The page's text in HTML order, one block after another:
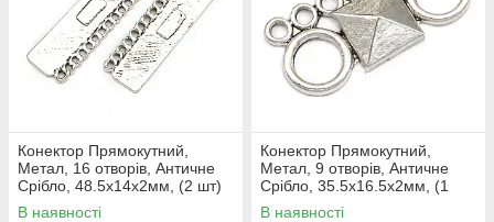
Конектор Прямокутний,
Метал, 16 отворів, Античне
Срібло, 48.5х14х2мм, (2 шт)
В наявності
Конектор Прямокутний,
Метал, 9 отворів, Античне
Срібло, 35.5х16.5х2мм, (1
шт)
В наявності